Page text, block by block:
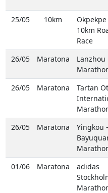
25/05 10km
Okpekpe
10km
Race
26/05 Maratona
Lanzhou
26/05 Maratona
Tartan
26/05 Maratona
Yingkou -
01/06 Maratona
adidas